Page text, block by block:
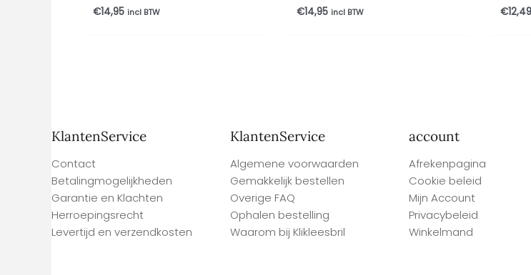
€14,95 incl BTW €14,95 incl BTW €12,49
KlantenService
Contact
Betalingmogelijkheden
Garantie en Klachten
Herroepingsrecht
Levertijd en verzendkosten
KlantenService
Algemene voorwaarden
Gemakkelijk bestellen
Overige FAQ
Ophalen bestelling
Waarom bij Klikleesbril
account
Afrekenpagina
Cookie beleid
Mijn Account
Privacybeleid
Winkelmand